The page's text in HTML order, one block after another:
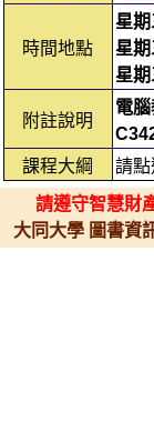
時間地點
星期
星期
星期
附註說明
電
課程大綱
請點
請遵守智慧財
大同大學 圖書資